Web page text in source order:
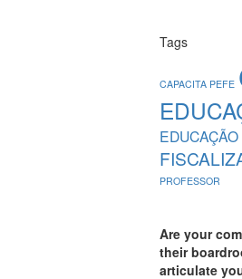
Tags
CAPACITA PEFE
PROFESSOR
Are your
their
articulate